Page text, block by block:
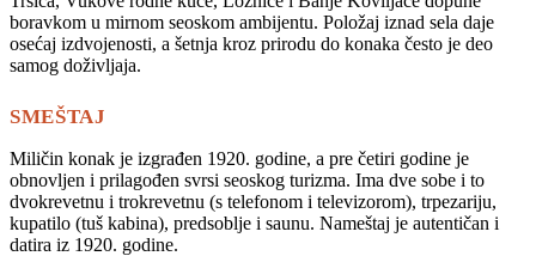
boravkom u mirnom seoskom ambijentu. Položaj iznad sela daje
osećaj izdvojenosti, a šetnja kroz prirodu do konaka često je deo
samog doživljaja.
SMEŠTAJ
Miličin konak je izgrađen 1920. godine, a pre četiri godine je
obnovljen i prilagođen svrsi seoskog turizma. Ima dve sobe i to
dvokrevetnu i trokrevetnu (s telefonom i televizorom), trpezariju,
kupatilo (tuš kabina), predsoblje i saunu. Nameštaj je autentičan i
datira iz 1920. godine.